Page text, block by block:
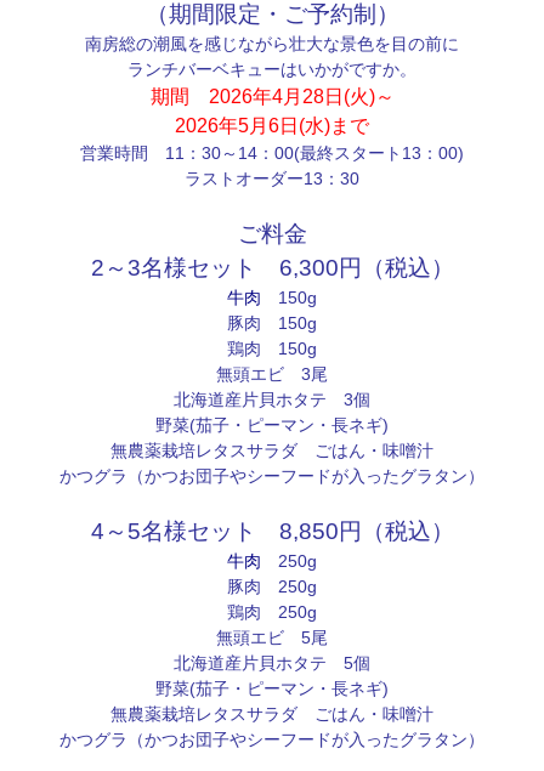
（期間限定・ご予約制）
南房総の潮風を感じながら壮大な景色を目の前に
ランチバーベキューはいかがですか。
期間 2026年4月28日(火)～
2026年5月6日(水)まで
営業時間 11：30～14：00(最終スタート13：00)
ラストオーダー13：30
ご料金
2～3名様セット 6,300円（税込）
牛肉 150g
豚肉 150g
鶏肉 150g
無頭エビ 3尾
北海道産片貝ホタテ 3個
野菜(茄子・ピーマン・長ネギ)
無農薬栽培レタスサラダ ごはん・味噌汁
かつグラ（かつお団子やシーフードが入ったグラタン）
4～5名様セット 8,850円（税込）
牛肉 250g
豚肉 250g
鶏肉 250g
無頭エビ 5尾
北海道産片貝ホタテ 5個
野菜(茄子・ピーマン・長ネギ)
無農薬栽培レタスサラダ ごはん・味噌汁
かつグラ（かつお団子やシーフードが入ったグラタン）